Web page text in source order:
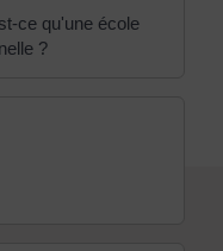
ce qu'une école
?